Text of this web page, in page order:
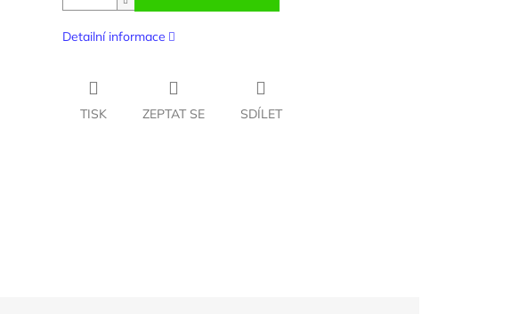
Detailní informace
TISK ZEPTAT SE SDÍLET